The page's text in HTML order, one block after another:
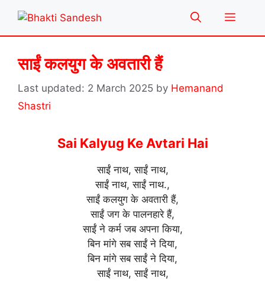
content
Menu
साईं कलयुग के अवतारी हैं
2 March 2025 by Hemanand
Shastri
Sai Kalyug Ke Avtari Hai
साईं नाथ, साईं नाथ,
साईं नाथ, साईं नाथ.,
साईं कलयुग के अवतारी हैं,
साईं जग के पालनहारे हैं,
साईं ने कर्म जब अपना किया,
बिन मांगे सब साईं ने दिया,
बिन मांगे सब साईं ने दिया,
साईं नाथ, साईं नाथ,